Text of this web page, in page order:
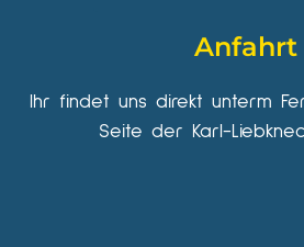
Anfahrt
Ihr findet uns direkt unterm
Seite der Karl-